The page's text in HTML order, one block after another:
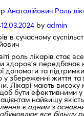
Роль
12.03.2024 by admin
в сучасному
роль лікарів стає
здоров’я передбачає
допомоги та
збереженні життя та
Лікарі мають високу
бути ефективними у
найвищу
є одним з
обумовлює все більшу